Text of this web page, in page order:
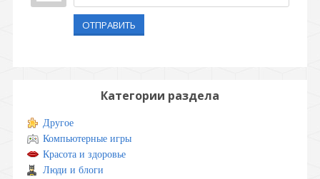
ОТПРАВИТЬ
Категории раздела
Другое
Компьютерные игры
Красота и здоровье
Люди и блоги